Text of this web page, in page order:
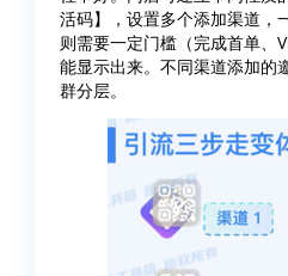
活码】，设置多个添加渠道，
则需要一定门槛（完成首单、
能显示出来。不同渠道添加的
群分层。